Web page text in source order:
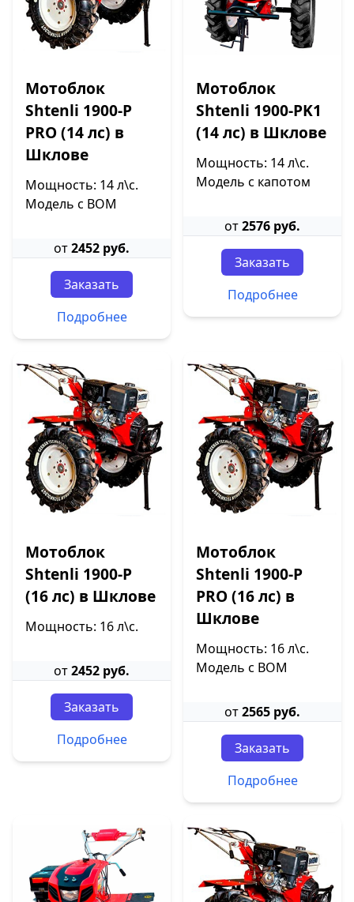
Мотоблок
Shtenli 1900-P
PRO (14 лс) в
Шклове
Мощность: 14 л\с.
Модель с ВОМ
от2452 руб.
Заказать
Подробнее
Мотоблок
Shtenli 1900-PK1
(14 лс) в Шклове
Мощность: 14 л\с.
Модель с капотом
от2576 руб.
Заказать
Подробнее
Мотоблок
Shtenli 1900-P
(16 лс) в Шклове
Мощность: 16 л\с.
от2452 руб.
Заказать
Подробнее
Мотоблок
Shtenli 1900-P
PRO (16 лс) в
Шклове
Мощность: 16 л\с.
Модель с ВОМ
от2565 руб.
Заказать
Подробнее